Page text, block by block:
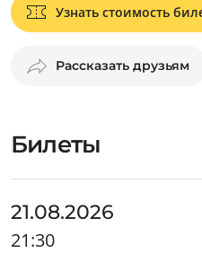
Узнать стоимость
Рассказать друзьям
Билеты
21.08.2026
21:30